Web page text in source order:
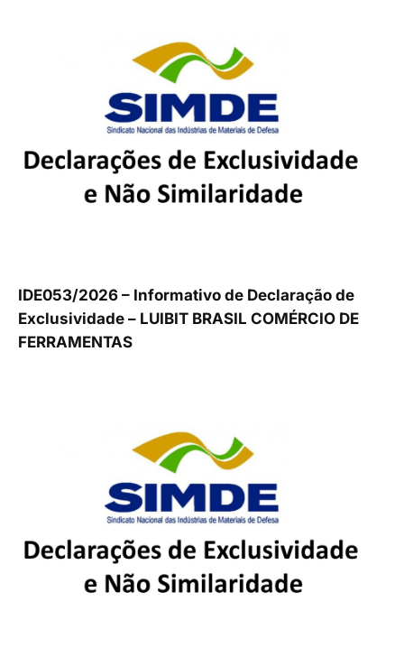
IDE053/2026 – Informativo de Declaração de
Exclusividade – LUIBIT BRASIL COMÉRCIO DE
FERRAMENTAS